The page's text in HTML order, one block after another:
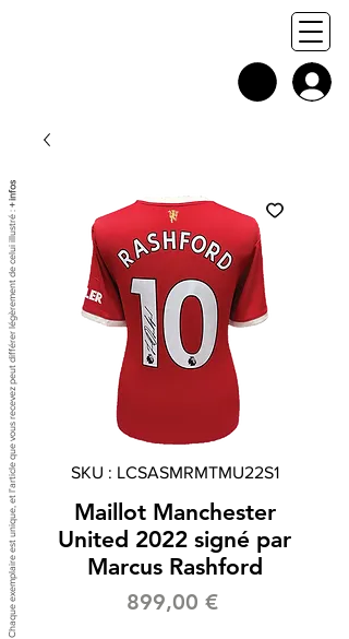
SKU : LCSASMRMTMU22S1
Maillot Manchester
United 2022 signé par
Marcus Rashford
899,00 €Prix
Chaque exemplaire est unique, et l'article que vous recevez peut différer légèrement de celui illustré :
+ infos